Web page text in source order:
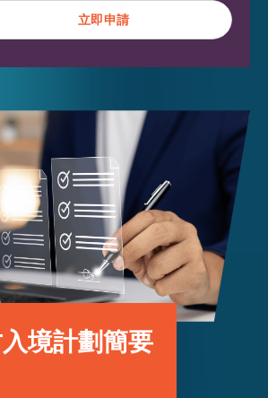
施並按照1996年5月15日第八
表大會常務委員會第十九次會
於〈中華人民共和國國籍法〉
人民共和國國籍法》所指具有
立即申請
立即申請
境計劃簡要